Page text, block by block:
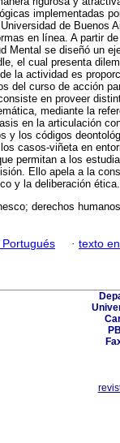
implementadas
de Buenos
en línea. A partir
Mental se diseñó un
el cual presenta
la actividad es
del curso de acción
en proveer
mediante la
en la articulación
y los códigos
casos-viñeta en
permitan a los
Ello apela a la
y la deliberación ética.
derechos
Portugués · texto